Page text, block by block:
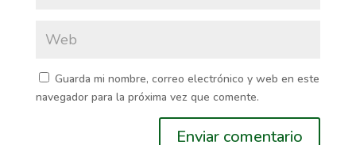
Guarda mi nombre, correo electrónico y web en este
navegador para la próxima vez que comente.